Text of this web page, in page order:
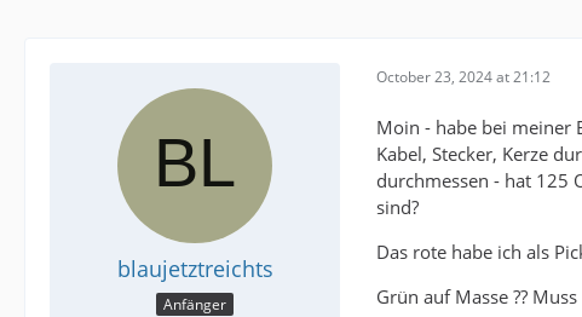
blaujetztreichts
Anfänger
October 23, 2024 at 21:12
Moin - habe bei meiner
Kabel, Stecker, Kerze
durchmessen - hat 125
sind?
Das rote habe ich als
Grün auf Masse ??